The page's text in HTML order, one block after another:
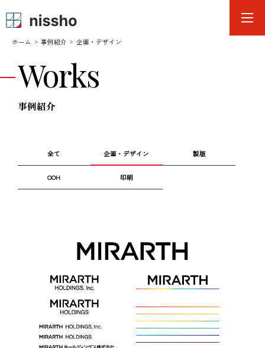
ホーム 事例紹介 企画・デザイン
Works
事例紹介
全て 企画・デザイン 製版
OOH 印刷